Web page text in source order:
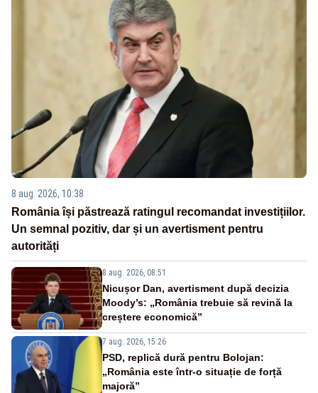
8 aug. 2026, 10:38
România își păstrează ratingul recomandat investițiilor.
Un semnal pozitiv, dar și un avertisment pentru
autorități
8 aug. 2026, 08:51
Nicușor Dan, avertisment după decizia
Moody’s: „România trebuie să revină la
creștere economică”
7 aug. 2026, 15:26
PSD, replică dură pentru Bolojan:
„România este într-o situație de forță
majoră”